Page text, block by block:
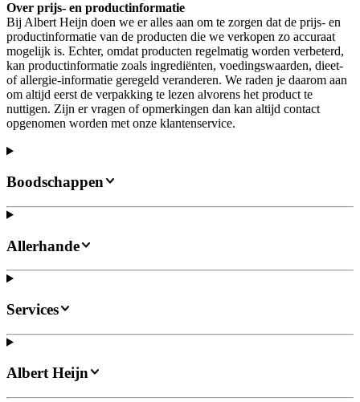
Over prijs- en productinformatie
Bij Albert Heijn doen we er alles aan om te zorgen dat de prijs- en
productinformatie van de producten die we verkopen zo accuraat
mogelijk is. Echter, omdat producten regelmatig worden verbeterd,
kan productinformatie zoals ingrediënten, voedingswaarden, dieet-
of allergie-informatie geregeld veranderen. We raden je daarom aan
om altijd eerst de verpakking te lezen alvorens het product te
nuttigen. Zijn er vragen of opmerkingen dan kan altijd contact
opgenomen worden met onze klantenservice.
Boodschappen
Allerhande
Services
Albert Heijn